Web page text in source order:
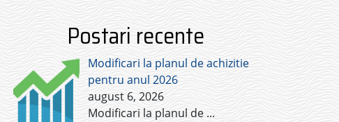
Postari recente
Modificari la planul de achizitie
pentru anul 2026
august 6, 2026
Modificari la planul de ...